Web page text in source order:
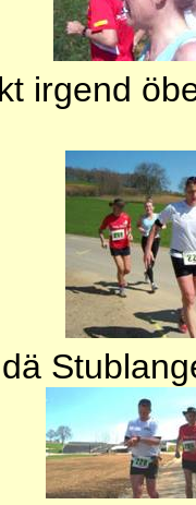
irgend